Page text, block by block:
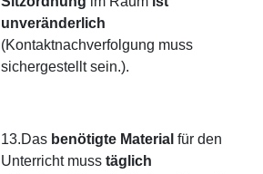
unveränderlich
(Kontaktnachverfolgung muss
sichergestellt sein.).
13.Das benötigte Material für den
Unterricht muss täglich